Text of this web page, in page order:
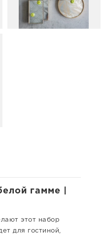
гамме |
этот набор
для гостиной,